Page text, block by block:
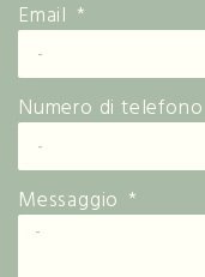
Email
Numero di telefono
Messaggio